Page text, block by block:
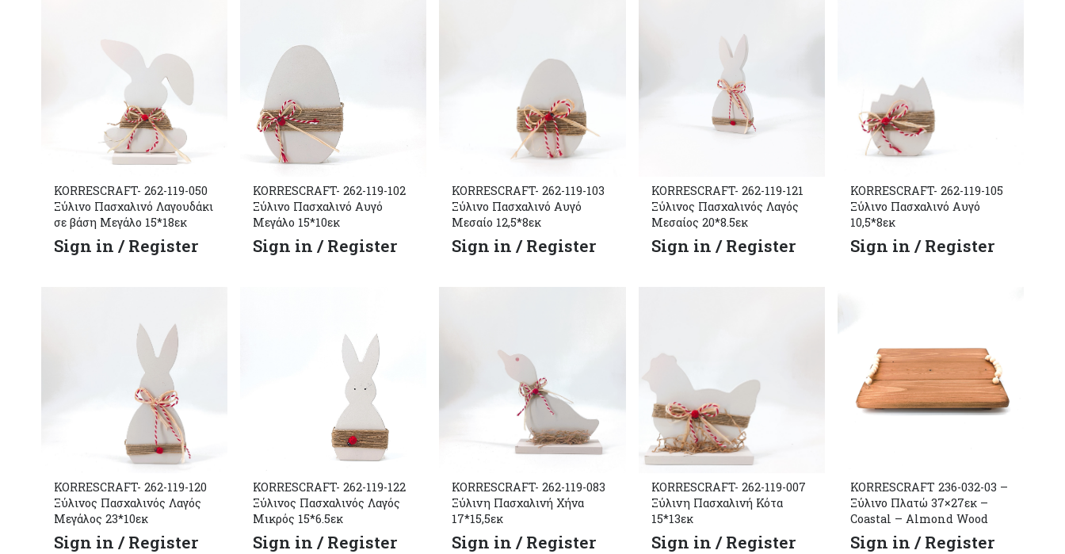
KORRESCRAFT- 262-119-050
Ξύλινο Πασχαλινό Λαγουδάκι
σε βάση Μεγάλο 15*18εκ
Sign in / Register
KORRESCRAFT- 262-119-102
Ξύλινο Πασχαλινό Αυγό
Μεγάλο 15*10εκ
Sign in / Register
KORRESCRAFT- 262-119-103
Ξύλινο Πασχαλινό Αυγό
Μεσαίο 12,5*8εκ
Sign in / Register
KORRESCRAFT- 262-119-121
Ξύλινος Πασχαλινός Λαγός
Μεσαίος 20*8.5εκ
Sign in / Register
KORRESCRAFT- 262-119-105
Ξύλινο Πασχαλινό Αυγό
10,5*8εκ
Sign in / Register
KORRESCRAFT- 262-119-120
Ξύλινος Πασχαλινός Λαγός
Μεγάλος 23*10εκ
Sign in / Register
KORRESCRAFT- 262-119-122
Ξύλινος Πασχαλινός Λαγός
Μικρός 15*6.5εκ
Sign in / Register
KORRESCRAFT- 262-119-083
Ξύλινη Πασχαλινή Χήνα
17*15,5εκ
Sign in / Register
KORRESCRAFT- 262-119-007
Ξύλινη Πασχαλινή Κότα
15*13εκ
Sign in / Register
KORRESCRAFT 236-032-03 –
Ξύλινο Πλατώ 37×27εκ –
Coastal – Almond Wood
Sign in / Register